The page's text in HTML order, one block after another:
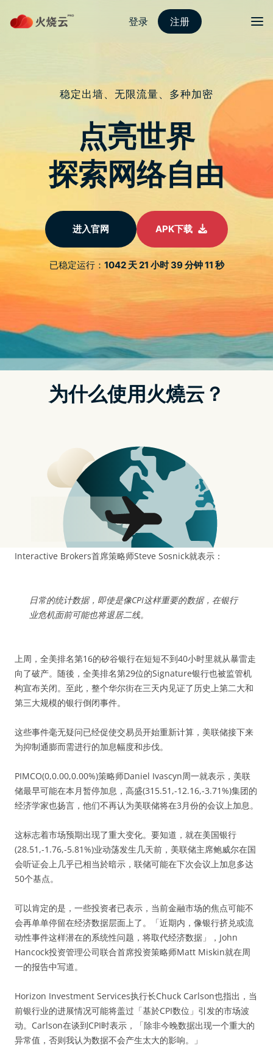
至
正
文 protonvpn下载
矽谷银行戳破金融危机，今晚美国 CPI 才真
正引爆加密市场？
过去一周围绕矽谷银行破产牵连出的银行业「黑天鹅」，震惊了
全球金融市场，今晚即将出炉的美国2月CPI数据，似乎骤然间陷
入了一个「较为尴尬的境地」。
（前情提要：美国魔改CPI定义》2023年加重房价比重，劳工
（背景补充：美国1月CPI年增6.4%「略高预期」！比特币插针回
补 涨破2.2万镁 ）
很多人会产生这样的疑问，这个过去一年美国资本市场上最受关
注的宏观经济指标，眼下究竟还重要吗？
放在一周前，这个问题的答案显然没有什麽悬念：在过去一年
但是，曾经备受瞩目的美国非农就业数据，在矽谷银行周末破产
时的影响力几乎“哑火”後，人们或许已很难对今晚的CPI数据，能
掀起多大浪花抱有太多的期待…
CPI数据在当前重要性恐退居二线？
Interactive Brokers首席策略师Steve Sosnick就表示：
日常的统计数据，即使是像CPI这样重要的数据，在银行
业危机面前可能也将退居二线。
上周，全美排名第16的矽谷银行在短短不到40小时里就从暴雷走
向了破产。随後，全美排名第29位的Signature银行也被监管机
构宣布关闭。至此，整个华尔街在三天内见证了历史上第二大和
第三大规模的银行倒闭事件。
这些事件毫无疑问已经促使交易员开始重新计算，美联储接下来
为抑制通膨而需进行的加息幅度和步伐。
PIMCO(0,0.00,0.00%)策略师Daniel Ivascyn周一就表示，美联
储最早可能在本月暂停加息，高盛(315.51,-12.16,-3.71%)集团的
经济学家也扬言，他们不再认为美联储将在3月份的会议上加息。
这标志着市场预期出现了重大变化。要知道，就在美国银行
(28.51,-1.76,-5.81%)业动荡发生几天前，美联储主席鲍威尔在国
会听证会上几乎已相当於暗示，联储可能在下次会议上加息多达
50个基点。
可以肯定的是，一些投资者已表示，当前金融市场的焦点可能不
会再单单停留在经济数据层面上了。「近期内，像银行挤兑或流
动性事件这样潜在的系统性问题，将取代经济数据」，John
Hancock投资管理公司联合首席投资策略师Matt Miskin就在周
一的报告中写道。
Horizon Investment Services执行长Chuck Carlson也指出，当
前银行业的进展情况可能将盖过「基於CPI数位」引发的市场波
动。Carlson在谈到CPI时表示，「除非今晚数据出现一个重大的
异常值，否则我认为数据不会产生太大的影响。」